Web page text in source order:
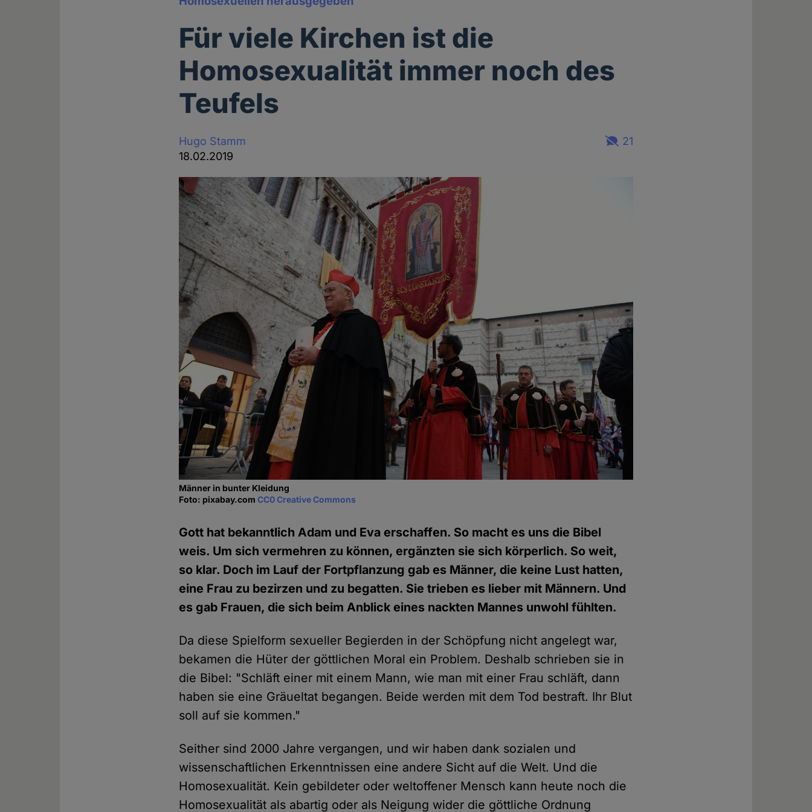
Für viele Kirchen ist die
Homosexualität immer noch des
Teufels
Hugo Stamm
18.02.2019
21
Männer in bunter Kleidung
Foto: pixabay.comCC0 Creative Commons
Gott hat bekanntlich Adam und Eva erschaffen. So macht es uns die Bibel
weis. Um sich vermehren zu können, ergänzten sie sich körperlich. So weit,
so klar. Doch im Lauf der Fortpflanzung gab es Männer, die keine Lust hatten,
eine Frau zu bezirzen und zu begatten. Sie trieben es lieber mit Männern. Und
es gab Frauen, die sich beim Anblick eines nackten Mannes unwohl fühlten.
Da diese Spielform sexueller Begierden in der Schöpfung nicht angelegt war,
bekamen die Hüter der göttlichen Moral ein Problem. Deshalb schrieben sie in
die Bibel: "Schläft einer mit einem Mann, wie man mit einer Frau schläft, dann
haben sie eine Gräueltat begangen. Beide werden mit dem Tod bestraft. Ihr Blut
soll auf sie kommen."
Seither sind 2000 Jahre vergangen, und wir haben dank sozialen und
wissenschaftlichen Erkenntnissen eine andere Sicht auf die Welt. Und die
Homosexualität. Kein gebildeter oder weltoffener Mensch kann heute noch die
Homosexualität als abartig oder als Neigung wider die göttliche Ordnung